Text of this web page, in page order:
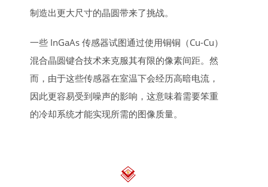
制造出更大尺寸的晶圆带来了挑战。
一些 InGaAs 传感器试图通过使用铜铜（Cu-Cu）
混合晶圆键合技术来克服其有限的像素间距。然
而，由于这些传感器在室温下会经历高暗电流，
因此更容易受到噪声的影响，这意味着需要笨重
的冷却系统才能实现所需的图像质量。